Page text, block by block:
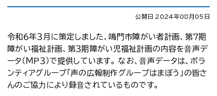
公開日 2024年08月05日
令和６年３月に策定しました、鳴門市障がい者計画、第７期
障がい福祉計画、第３期障がい児福祉計画の内容を⾳声デ
ータ（ＭＰ３）で提供しています。 なお、⾳声データは、ボラ
ンティアグループ「声の広報制作グループはまぼう」の皆さ
んのご協⼒により録⾳されているものです。